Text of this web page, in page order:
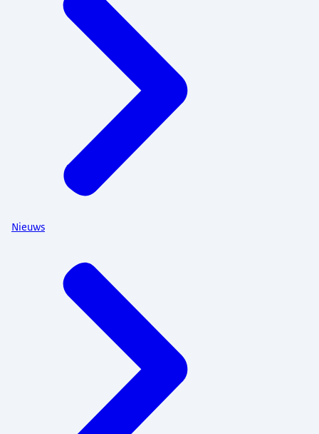
Nieuws